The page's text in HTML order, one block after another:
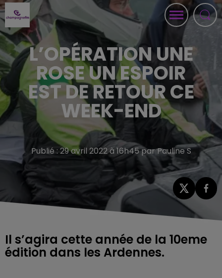
L’OPÉRATION UNE
ROSE UN ESPOIR
EST DE RETOUR CE
WEEK-END
Publié : 29 avril 2022 à 16h45 par Pauline S
Il s’agira cette année de la 10eme
édition dans les Ardennes.